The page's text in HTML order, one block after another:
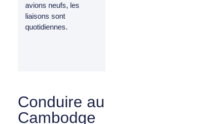
avions neufs, les
liaisons sont
quotidiennes.
Conduire au
Cambodge